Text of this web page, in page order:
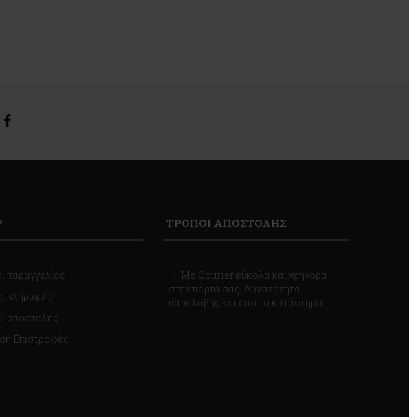
παραγγελίας
πληρωμής
αποστολής
Επιστροφές
ΤΡΟΠΟΙ ΑΠΟΣΤΟΛΗΣ
Με Courier εύκολα και γρήγορα
στην πόρτα σας. Δυνατότητα
παραλαβής και από το κατάστημα.